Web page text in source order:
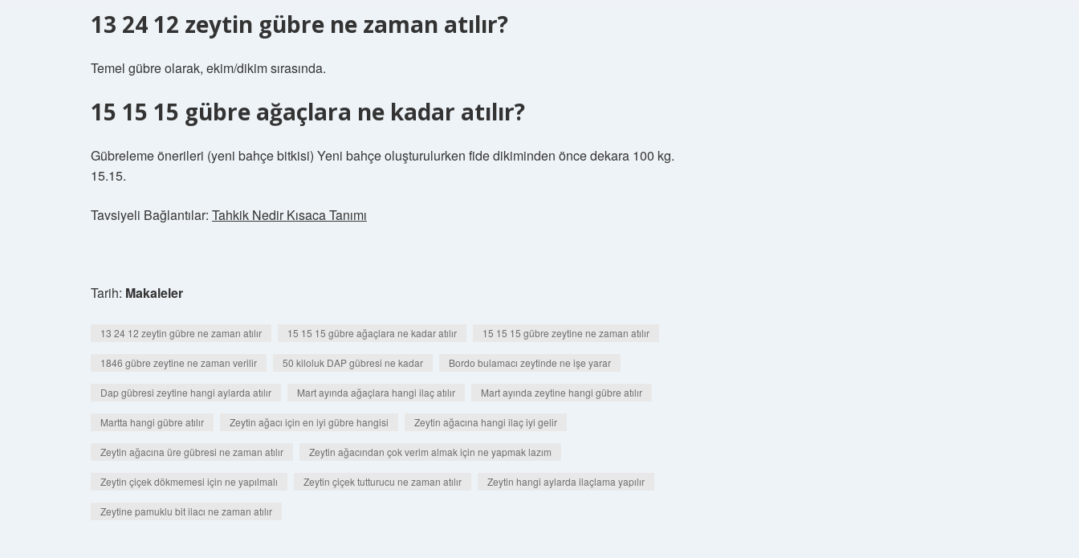
13 24 12 zeytin gübre ne zaman atılır?
Temel gübre olarak, ekim/dikim sırasında.
15 15 15 gübre ağaçlara ne kadar atılır?
Gübreleme önerileri (yeni bahçe bitkisi) Yeni bahçe oluşturulurken fide dikiminden önce dekara 100 kg.
15.15.
Tavsiyeli Bağlantılar: Tahkik Nedir Kısaca Tanımı
Tarih: Makaleler
13 24 12 zeytin gübre ne zaman atılır 15 15 15 gübre ağaçlara ne kadar atılır 15 15 15 gübre zeytine ne zaman atılır
1846 gübre zeytine ne zaman verilir 50 kiloluk DAP gübresi ne kadar Bordo bulamacı zeytinde ne işe yarar
Dap gübresi zeytine hangi aylarda atılır Mart ayında ağaçlara hangi ilaç atılır Mart ayında zeytine hangi gübre atılır
Martta hangi gübre atılır Zeytin ağacı için en iyi gübre hangisi Zeytin ağacına hangi ilaç iyi gelir
Zeytin ağacına üre gübresi ne zaman atılır Zeytin ağacından çok verim almak için ne yapmak lazım
Zeytin çiçek dökmemesi için ne yapılmalı Zeytin çiçek tutturucu ne zaman atılır Zeytin hangi aylarda ilaçlama yapılır
Zeytine pamuklu bit ilacı ne zaman atılır